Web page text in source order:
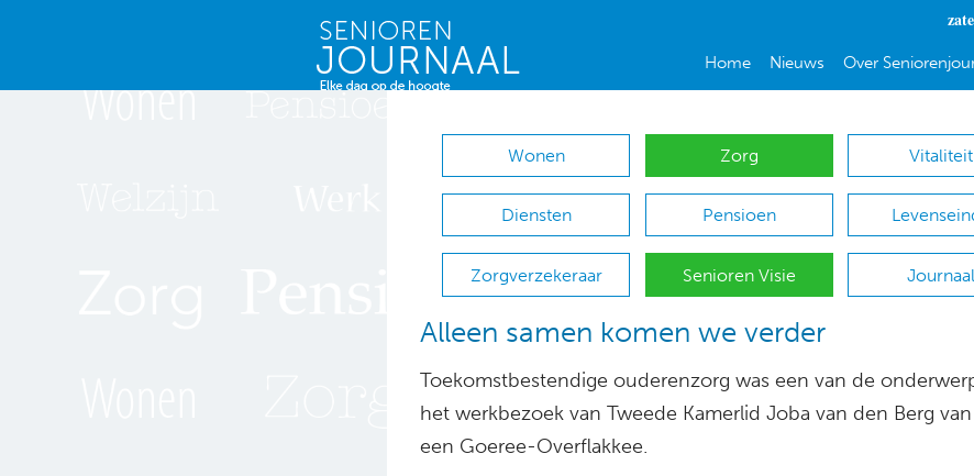
Home Nieuws Over
Wonen Zorg Vitaliteit
Diensten Pensioen
Zorgverzekeraar Senioren Visie Journaal
Alleen samen komen we verder
Toekomstbestendige ouderenzorg was een van de
het werkbezoek van Tweede Kamerlid Joba van den Berg
een Goeree-Overflakkee.